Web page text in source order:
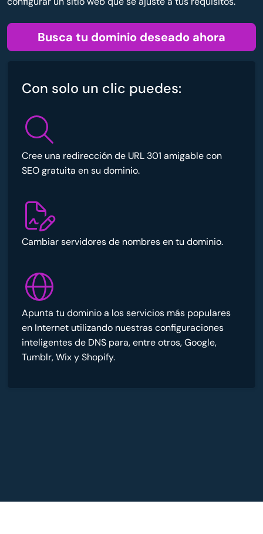
Busca tu dominio deseado ahora
Con solo un clic puedes:
Cree una redirección de URL 301 amigable con
SEO gratuita en su dominio.
Cambiar servidores de nombres en tu dominio.
Apunta tu dominio a los servicios más populares
en Internet utilizando nuestras configuraciones
inteligentes de DNS para, entre otros, Google,
Tumblr, Wix y Shopify.